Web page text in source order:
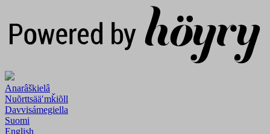
Anarâškielâ
Nuõrttsääʹmǩiõll
Davvisámegiella
Suomi
English